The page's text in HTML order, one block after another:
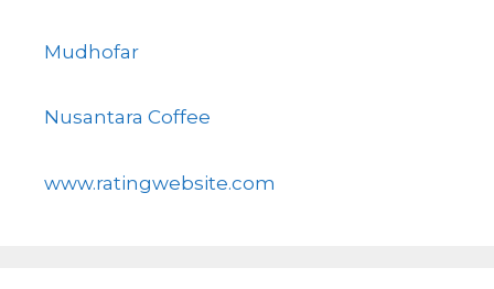
Mudhofar
Nusantara Coffee
www.ratingwebsite.com